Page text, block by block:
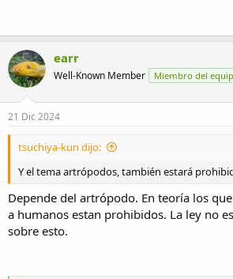
earr
Well-Known Member Miembro del
21 Dic 2024
tsuchiya-kun dijo:
Y el tema artrópodos, también estará
Depende del artrópodo. En teoría los
a humanos estan prohibidos. La ley no
sobre esto.